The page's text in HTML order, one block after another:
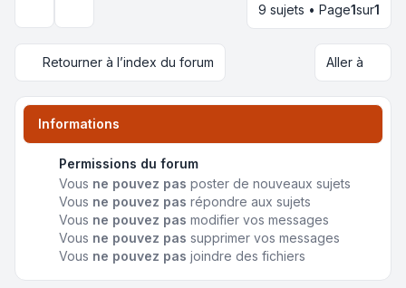
9 sujets • Page1sur1
Retourner à l’index du forum Aller à
Informations
Permissions du forum
Vous ne pouvez pas poster de nouveaux sujets
Vous ne pouvez pas répondre aux sujets
Vous ne pouvez pas modifier vos messages
Vous ne pouvez pas supprimer vos messages
Vous ne pouvez pas joindre des fichiers